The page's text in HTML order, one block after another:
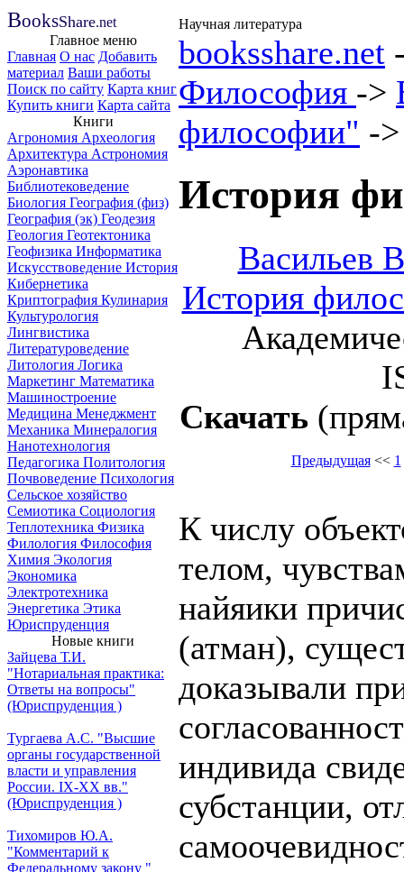
BooksShare.net
Научная литература
Главное меню
Главная О нас Добавить
материал Ваши работы
Поиск по сайту Карта книг
Купить книги Карта сайта
Книги
Агрономия Археология
Архитектура Астрономия
Аэронавтика
Библиотековедение
Биология География (физ)
География (эк) Геодезия
Геология Геотектоника
Геофизика Информатика
Искусствоведение История
Кибернетика
Криптография Кулинария
Культурология
Лингвистика
Литературоведение
Литология Логика
Маркетинг Математика
Машиностроение
Медицина Менеджмент
Механика Минералогия
Нанотехнология
Педагогика Политология
Почвоведение Психология
Сельское хозяйство
Семиотика Социология
Теплотехника Физика
Филология Философия
Химия Экология
Экономика
Электротехника
Энергетика Этика
Юриспруденция
Новые книги
Зайцева Т.И.
"Нотариальная практика:
Ответы на вопросы"
(Юриспруденция )
Тургаева А.С. "Высшие
органы государственной
власти и управления
России. IХ-ХХ вв."
(Юриспруденция )
Тихомиров Ю.А.
"Комментарий к
Федеральному закону "
booksshare.net
Философия ->
философии" -
История
Васильев
История
Скачать
Предыдущая<< 1
К числу
телом,
найяики
(атман),
доказывали
индивида
субстанции,